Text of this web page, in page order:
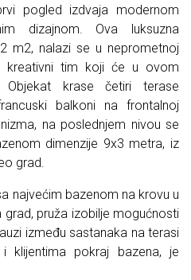
pogled izdvaja modernom
dizajnom. Ova luksuzna
m2, nalazi se u neprometnoj
tim koji će u ovom
krase četiri terase
balkoni na frontalnoj
na poslednjem nivou se
dimenzije 9x3 metra, iz
grad.
najvećim bazenom na krovu u
pruža izobilje mogućnosti
između sastanaka na terasi
klijentima pokraj bazena, je